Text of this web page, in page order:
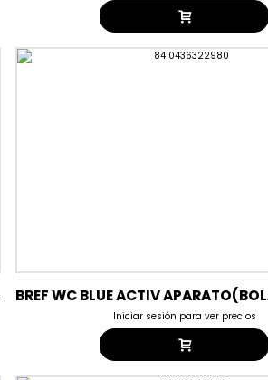
Iniciar sesión para ver precios